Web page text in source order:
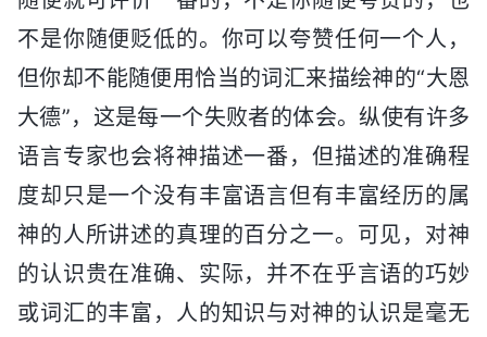
不是你随便贬低的。你可以夸赞任何一个人，
但你却不能随便用恰当的词汇来描绘神的“大恩
大德”，这是每一个失败者的体会。纵使有许多
语言专家也会将神描述一番，但描述的准确程
度却只是一个没有丰富语言但有丰富经历的属
神的人所讲述的真理的百分之一。可见，对神
的认识贵在准确、实际，并不在乎言语的巧妙
或词汇的丰富，人的知识与对神的认识是毫无